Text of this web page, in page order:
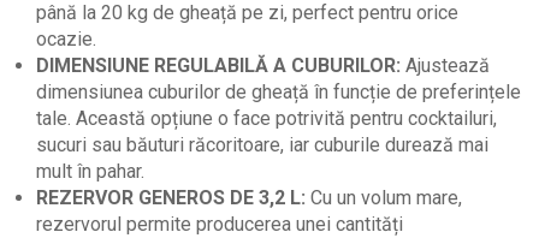
până la 20 kg de gheață pe zi, perfect pentru orice
ocazie.
DIMENSIUNE REGULABILĂ A CUBURILOR: Ajustează
dimensiunea cuburilor de gheață în funcție de preferințele
tale. Această opțiune o face potrivită pentru cocktailuri,
sucuri sau băuturi răcoritoare, iar cuburile durează mai
mult în pahar.
REZERVOR GENEROS DE 3,2 L: Cu un volum mare,
rezervorul permite producerea unei cantități